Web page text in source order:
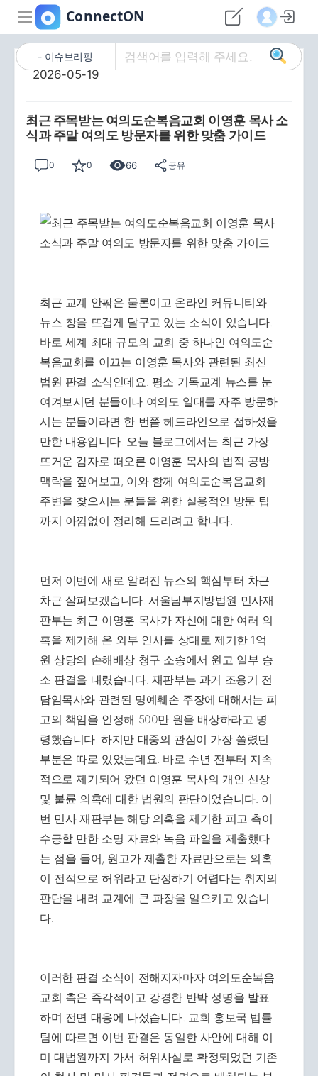
이슈브리핑
2026-05-19
최근 주목받는 여의도순복음교회 이영훈 목사 소
식과 주말 여의도 방문자를 위한 맞춤 가이드
0 0 66 공유
최근 교계 안팎은 물론이고 온라인 커뮤니티와
뉴스 창을 뜨겁게 달구고 있는 소식이 있습니다.
바로 세계 최대 규모의 교회 중 하나인 여의도순
복음교회를 이끄는 이영훈 목사와 관련된 최신
법원 판결 소식인데요. 평소 기독교계 뉴스를 눈
여겨보시던 분들이나 여의도 일대를 자주 방문하
시는 분들이라면 한 번쯤 헤드라인으로 접하셨을
만한 내용입니다. 오늘 블로그에서는 최근 가장
뜨거운 감자로 떠오른 이영훈 목사의 법적 공방
맥락을 짚어보고, 이와 함께 여의도순복음교회
주변을 찾으시는 분들을 위한 실용적인 방문 팁
까지 아낌없이 정리해 드리려고 합니다.
먼저 이번에 새로 알려진 뉴스의 핵심부터 차근
차근 살펴보겠습니다. 서울남부지방법원 민사재
판부는 최근 이영훈 목사가 자신에 대한 여러 의
혹을 제기해 온 외부 인사를 상대로 제기한 1억
원 상당의 손해배상 청구 소송에서 원고 일부 승
소 판결을 내렸습니다. 재판부는 과거 조용기 전
담임목사와 관련된 명예훼손 주장에 대해서는 피
고의 책임을 인정해 500만 원을 배상하라고 명
령했습니다. 하지만 대중의 관심이 가장 쏠렸던
부분은 따로 있었는데요. 바로 수년 전부터 지속
적으로 제기되어 왔던 이영훈 목사의 개인 신상
및 불륜 의혹에 대한 법원의 판단이었습니다. 이
번 민사 재판부는 해당 의혹을 제기한 피고 측이
수긍할 만한 소명 자료와 녹음 파일을 제출했다
는 점을 들어, 원고가 제출한 자료만으로는 의혹
이 전적으로 허위라고 단정하기 어렵다는 취지의
판단을 내려 교계에 큰 파장을 일으키고 있습니
다.
이러한 판결 소식이 전해지자마자 여의도순복음
교회 측은 즉각적이고 강경한 반박 성명을 발표
하며 전면 대응에 나섰습니다. 교회 홍보국 법률
팀에 따르면 이번 판결은 동일한 사안에 대해 이
미 대법원까지 가서 허위사실로 확정되었던 기존